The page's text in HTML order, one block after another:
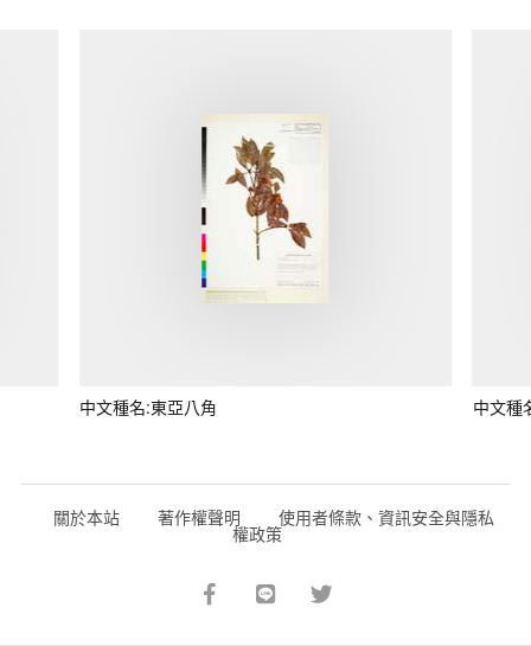
中文種名:東亞八角 中文種
關於本站 著作權聲明 使用者條款、資訊安全與隱私
權政策